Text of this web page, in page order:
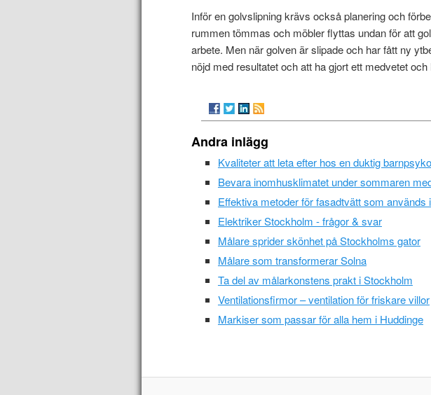
Inför en golvslipning krävs också planering och
rummen tömmas och möbler flyttas undan för att
arbete. Men när golven är slipade och har fått ny
nöjd med resultatet och att ha gjort ett medvetet och
Andra inlägg
Kvaliteter att leta efter hos en duktig
Bevara inomhusklimatet under sommaren
Effektiva metoder för fasadtvätt som används
Elektriker Stockholm - frågor & svar
Målare sprider skönhet på Stockholms gator
Målare som transformerar Solna
Ta del av målarkonstens prakt i Stockholm
Ventilationsfirmor – ventilation för friskare villor
Markiser som passar för alla hem i Huddinge